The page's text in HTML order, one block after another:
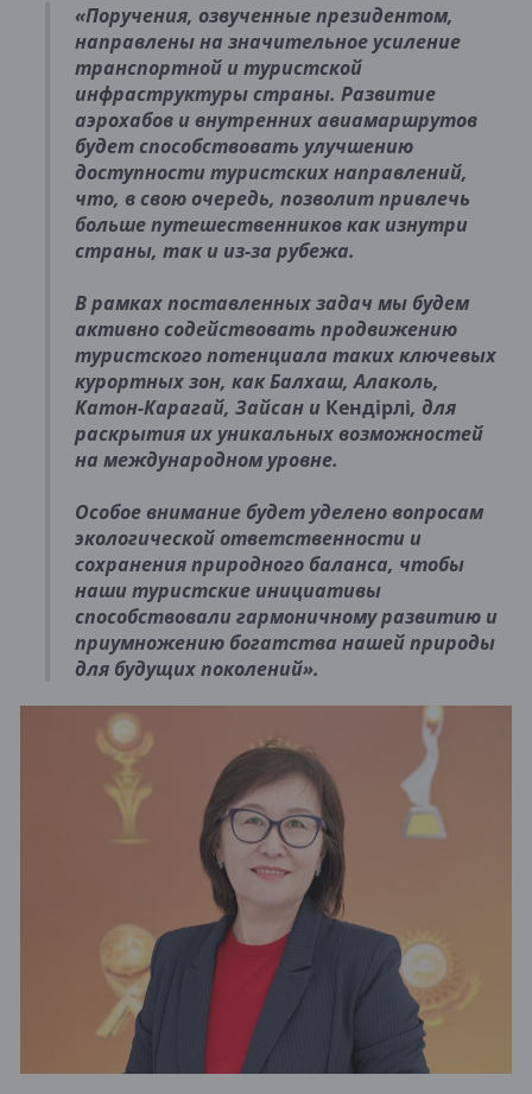
«Поручения, озвученные президентом,
направлены на значительное усиление
транспортной и туристской
инфраструктуры страны. Развитие
аэрохабов и внутренних авиамаршрутов
будет способствовать улучшению
доступности туристских направлений,
что, в свою очередь, позволит привлечь
больше путешественников как изнутри
страны, так и из-за рубежа.
В рамках поставленных задач мы будем
активно содействовать продвижению
туристского потенциала таких ключевых
курортных зон, как Балхаш, Алаколь,
Катон-Карагай, Зайсан и Кендірлі, для
раскрытия их уникальных возможностей
на международном уровне.
Особое внимание будет уделено вопросам
экологической ответственности и
сохранения природного баланса, чтобы
наши туристские инициативы
способствовали гармоничному развитию и
приумножению богатства нашей природы
для будущих поколений».